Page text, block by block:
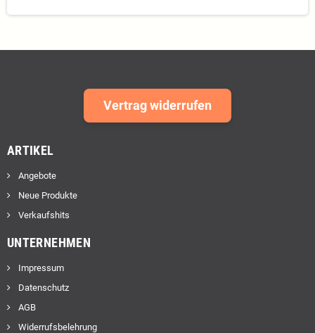
Vertrag widerrufen
ARTIKEL
Angebote
Neue Produkte
Verkaufshits
UNTERNEHMEN
Impressum
Datenschutz
AGB
Widerrufsbelehrung